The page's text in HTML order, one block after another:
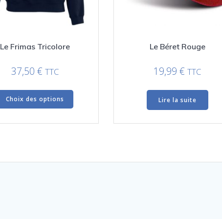
Le Frimas Tricolore
37,50 € TTC
Choix des options
Ce
plusieurs
options
Le Béret Rouge
19,99 € TTC
Lire la suite